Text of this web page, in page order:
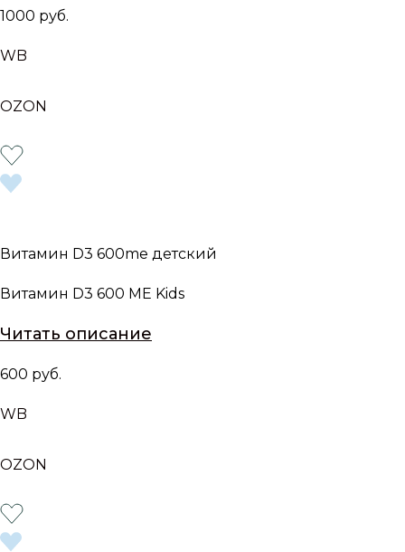
1000 руб.
WB
OZON
Витамин D3 600me детский
Витамин D3 600 МЕ Kids
Читать описание
600 руб.
WB
OZON